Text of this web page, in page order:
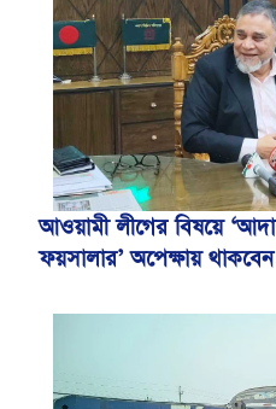
আওয়ামী লীগের বিষয়ে
ফয়সালার’ অপেক্ষায়